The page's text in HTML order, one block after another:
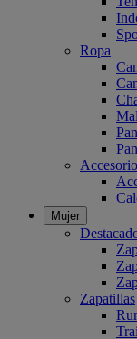
Ropa
Mujer
Zapatillas